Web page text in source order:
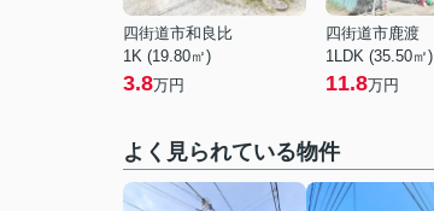
四街道市和良比
1K (19.80㎡)
3.8万円
四街道市鹿渡
1LDK (35.50㎡)
11.8万円
よく見られている物件